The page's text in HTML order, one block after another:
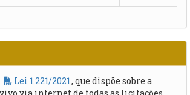
Lei 1.221/2021 , que dispõe sobre a
via internet de todas as licitações